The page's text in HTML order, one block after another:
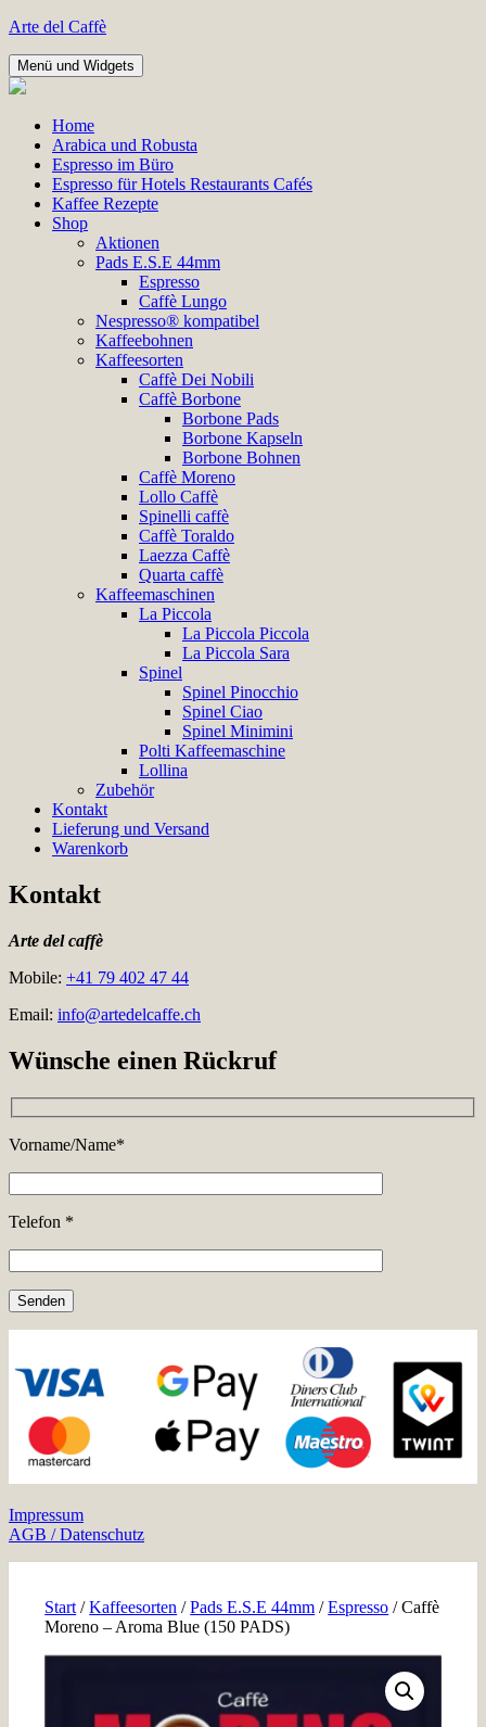
Zum
springen
Arte del Caffè
Menü und Widgets
Home
Arabica und Robusta
Espresso im Büro
Espresso für Hotels Restaurants Cafés
Kaffee Rezepte
Shop
Aktionen
Pads E.S.E 44mm
Espresso
Caffè Lungo
Nespresso® kompatibel
Kaffeebohnen
Kaffeesorten
Caffè Dei Nobili
Caffè Borbone
Borbone Pads
Borbone Kapseln
Borbone Bohnen
Caffè Moreno
Lollo Caffè
Spinelli caffè
Caffè Toraldo
Laezza Caffè
Quarta caffè
Kaffeemaschinen
La Piccola
La Piccola Piccola
La Piccola Sara
Spinel
Spinel Pinocchio
Spinel Ciao
Spinel Minimini
Polti Kaffeemaschine
Lollina
Zubehör
Kontakt
Lieferung und Versand
Warenkorb
Kontakt
Arte del caffè
Mobile: +41 79 402 47 44
Email: info@artedelcaffe.ch
Wünsche einen Rückruf
Vorname/Name*
Telefon *
Impressum
AGB / Datenschutz
Start /Kaffeesorten /Pads E.S.E 44mm /Espresso / Caffè
Moreno – Aroma Blue (150 PADS)